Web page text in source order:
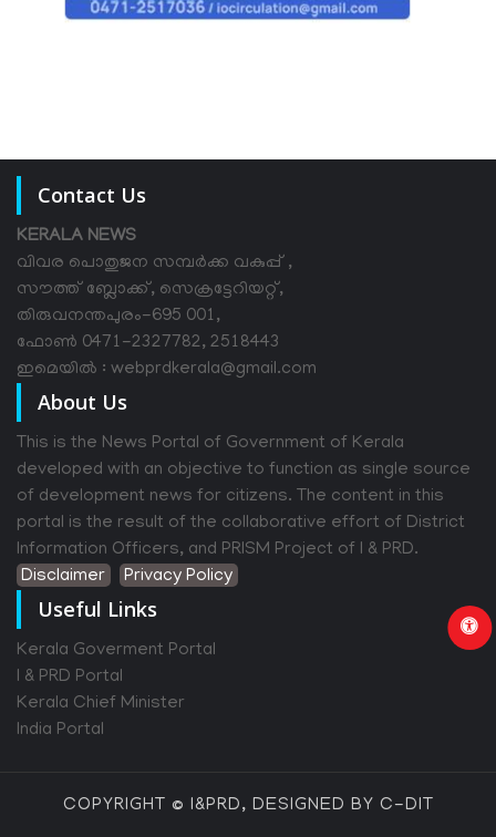
Contact Us
KERALA NEWS
വിവര പൊതുജന സമ്പര്‍ക്ക വകുപ്പ് ,
സൗത്ത് ബ്ലോക്ക്, സെക്രട്ടേറിയറ്റ്,
തിരുവനന്തപുരം-695 001,
ഫോൺ 0471-2327782, 2518443
ഇമെയിൽ : webprdkerala@gmail.com
About Us
This is the News Portal of Government of Kerala
developed with an objective to function as single source
of development news for citizens. The content in this
portal is the result of the collaborative effort of District
Information Officers, and PRISM Project of I & PRD.
Disclaimer
Privacy Policy
Useful Links
Kerala Goverment Portal
I & PRD Portal
Kerala Chief Minister
India Portal
COPYRIGHT © I&PRD, DESIGNED BY C-DIT